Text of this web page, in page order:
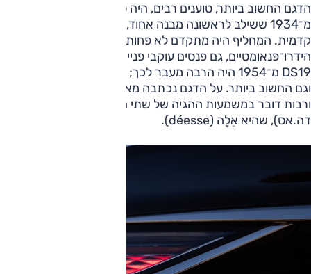
הדגם החשוב ביותר, טוענים רבים, היה סיטרואן טרקסיון אוונט
מ־1934 ששילב לראשונה מבנה אחוד, מתלים נפרדים והנעה
קדמית. המחליף היה מתקדם לא פחות — עם מתלים
הידרו־פנאומטיים, גם פנסים עוקבי פנייה — אבל העיצוב של
DS19 מ־1954 היה הרבה מעבר לכך; לדעת רבים, הטוב ביותר,
ורבות דובר במשמעות ההגיה של שתי האותיות (בצרפתית
דה.אס), שהיא אֵלָה (déesse).